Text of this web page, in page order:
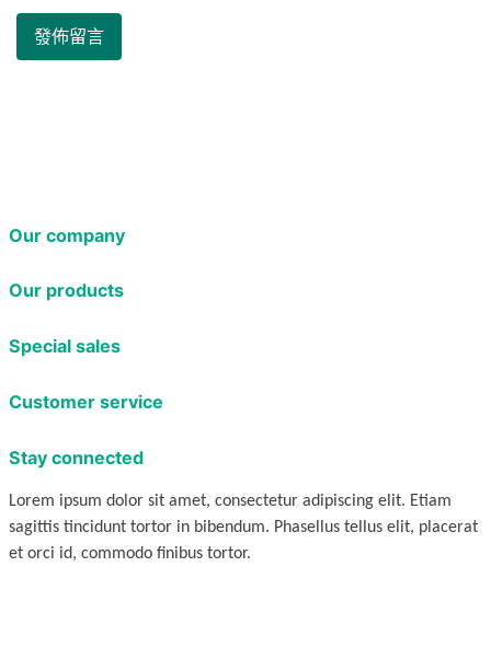
Our company
Our products
Special sales
Customer service
Stay connected
Lorem ipsum dolor sit amet, consectetur adipiscing elit. Etiam
sagittis tincidunt tortor in bibendum. Phasellus tellus elit, placerat
et orci id, commodo finibus tortor.